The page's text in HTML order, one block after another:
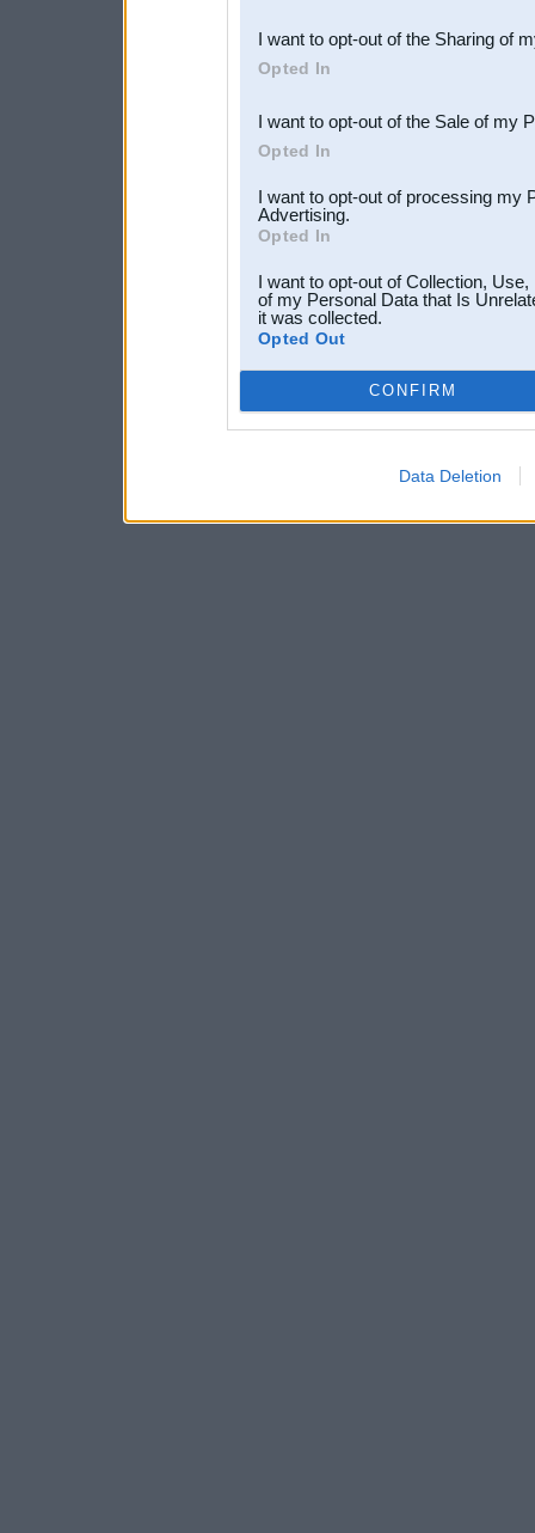
Downstream Participants
third parties.
I want to opt-out of the Sharing of
Opted In
I want to opt-out of the Sale of my
Opted In
I want to opt-out of processing my
Advertising.
Opted In
I want to opt-out of Collection,
of my Personal Data that Is
it was collected.
Opted Out
CONFIRM
Data Deletion